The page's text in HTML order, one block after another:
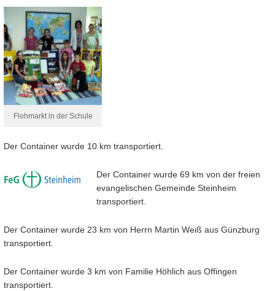
Flohmarkt in der Schule
Der Container wurde 10 km transportiert.
Der Container wurde 69 km von der freien
evangelischen Gemeinde Steinheim
transportiert.
Der Container wurde 23 km von Herrn Martin Weiß aus Günzburg
transportiert.
Der Container wurde 3 km von Familie Höhlich aus Offingen
transportiert.